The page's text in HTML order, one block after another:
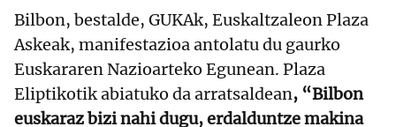
Bilbon, bestalde, GUKAk, Euskaltzaleon Plaza
Askeak, manifestazioa antolatu du gaurko
Euskararen Nazioarteko Egunean. Plaza
Eliptikotik abiatuko da arratsaldean, “Bilbon
euskaraz bizi nahi dugu, erdalduntze makina